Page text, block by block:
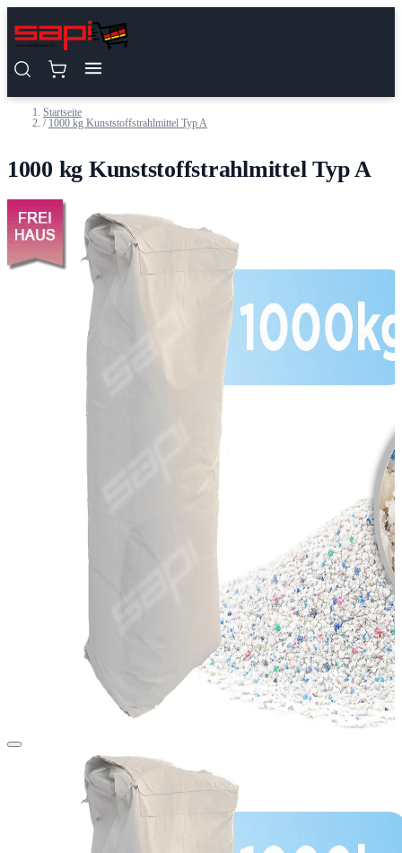
Startseite
/ 1000 kg Kunststoffstrahlmittel Typ A
1000 kg Kunststoffstrahlmittel Typ A
View larger image